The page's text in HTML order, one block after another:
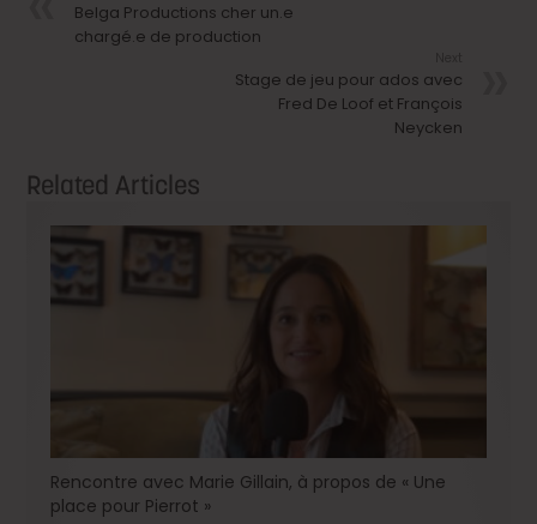
Belga Productions cher un.e
chargé.e de production
Stage de jeu pour ados avec
Fred De Loof et François
Neycken
Related Articles
Rencontre avec Marie Gillain, à propos de « Une
place pour Pierrot »